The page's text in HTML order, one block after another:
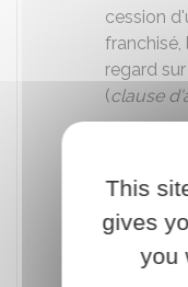
cession
franchisé,
regard
(clause
droits de
Clause
du
l'enseigne
This
gives
you